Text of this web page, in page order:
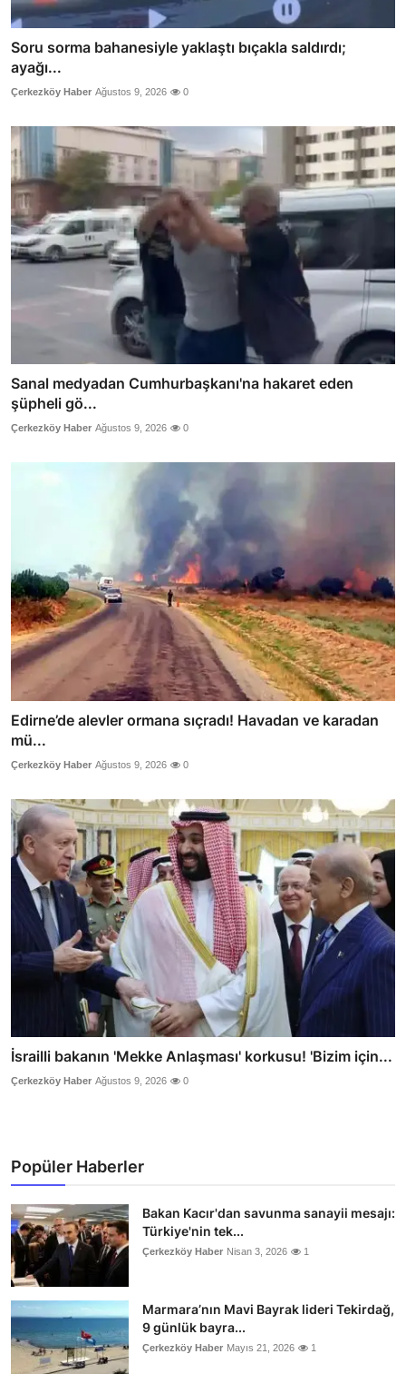
Soru sorma bahanesiyle yaklaştı bıçakla saldırdı;
ayağı...
Çerkezköy Haber Ağustos 9, 2026 0
Sanal medyadan Cumhurbaşkanı'na hakaret eden
şüpheli gö...
Çerkezköy Haber Ağustos 9, 2026 0
Edirne’de alevler ormana sıçradı! Havadan ve karadan
mü...
Çerkezköy Haber Ağustos 9, 2026 0
İsrailli bakanın 'Mekke Anlaşması' korkusu! 'Bizim için...
Çerkezköy Haber Ağustos 9, 2026 0
Popüler Haberler
Bakan Kacır'dan savunma sanayii mesajı:
Türkiye'nin tek...
Çerkezköy Haber Nisan 3, 2026 1
Marmara’nın Mavi Bayrak lideri Tekirdağ,
9 günlük bayra...
Çerkezköy Haber Mayıs 21, 2026 1